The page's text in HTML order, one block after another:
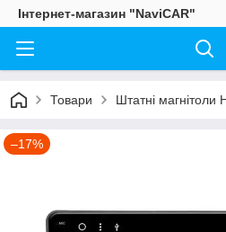
Інтернет-магазин "NaviCAR"
Товари Штатні магнітоли
–17%